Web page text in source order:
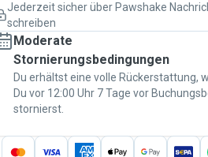
Versicherte Buchungen
Erledige alles über Pawshake – von der
ersten Nachricht bis zur Bezahlung –,
über diePawshake-Garantieabgesichert
sein
Jederzeit sicher über Pawshake
schreiben
Moderate
Stornierungsbedingungen
Du erhältst eine volle Rückerstattung,
Du vor 12:00 Uhr 7 Tage vor
stornierst.